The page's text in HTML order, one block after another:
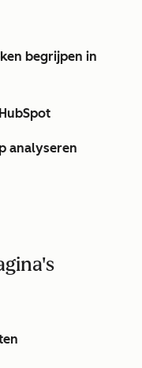
begrijpen in
analyseren